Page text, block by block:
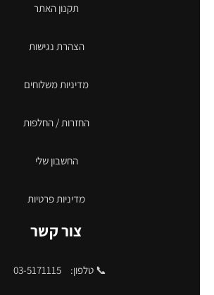
תקנון האתר
הצהרת נגישות
מדיניות משלוחים
החזרות / החלפות
החשבון שלי
מדיניות פרטיות
צור קשר
📞 טלפון: 03-5171115